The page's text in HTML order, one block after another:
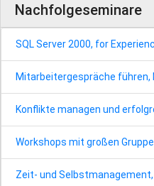
Nachfolgeseminare
SQL Server 2000, for
Mitarbeitergespräche
Konflikte managen und
Workshops mit großen
Zeit- und